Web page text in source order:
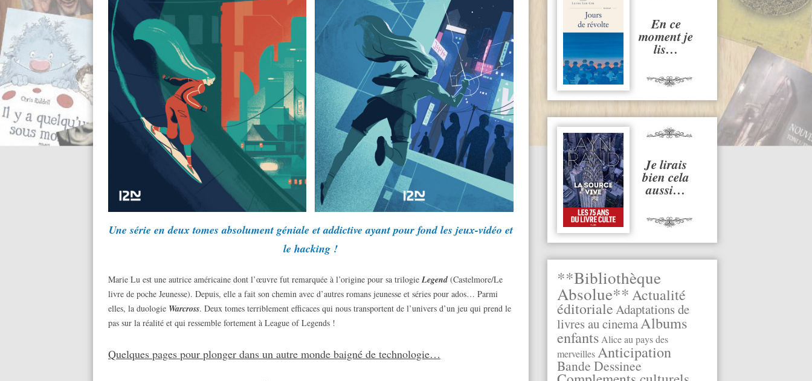
En ce
moment je
lis…
Je lirais
bien cela
aussi…
**Bibliothèque
Absolue**Actualité
éditorialeAdaptations de
livres au cinemaAlbums
enfantsAlice au pays des
merveillesAnticipation
Bande Dessinee
Une série en deux tomes absolument géniale et addictive ayant pour fond les jeux-vidéo et
le hacking !
Marie Lu est une autrice américaine dont l’œuvre fut remarquée à l’origine pour sa trilogieLegend (Castelmore/Le
livre de poche Jeunesse). Depuis, elle a fait son chemin avec d’autres romans jeunesse et séries pour ados… Parmi
elles, la duologie Warcross. Deux tomes terriblement efficaces qui nous transportent de l’univers d’un jeu qui prend le
pas sur la réalité et qui ressemble fortement à League of Legends !
Quelques pages pour plonger dans un autre monde baigné de technologie…